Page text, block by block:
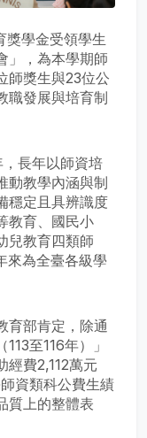
獎學金受領學生
」，為本學期師
師獎生與23位公
職發展與培育制
長年以師資培
動教學內涵與制
穩定且具辨識度
教育、國民小
兒教育四類師
來為全臺各級學
育部肯定，除通
至116年）」
經費2,112萬元
資類科公費生績
質上的整體表